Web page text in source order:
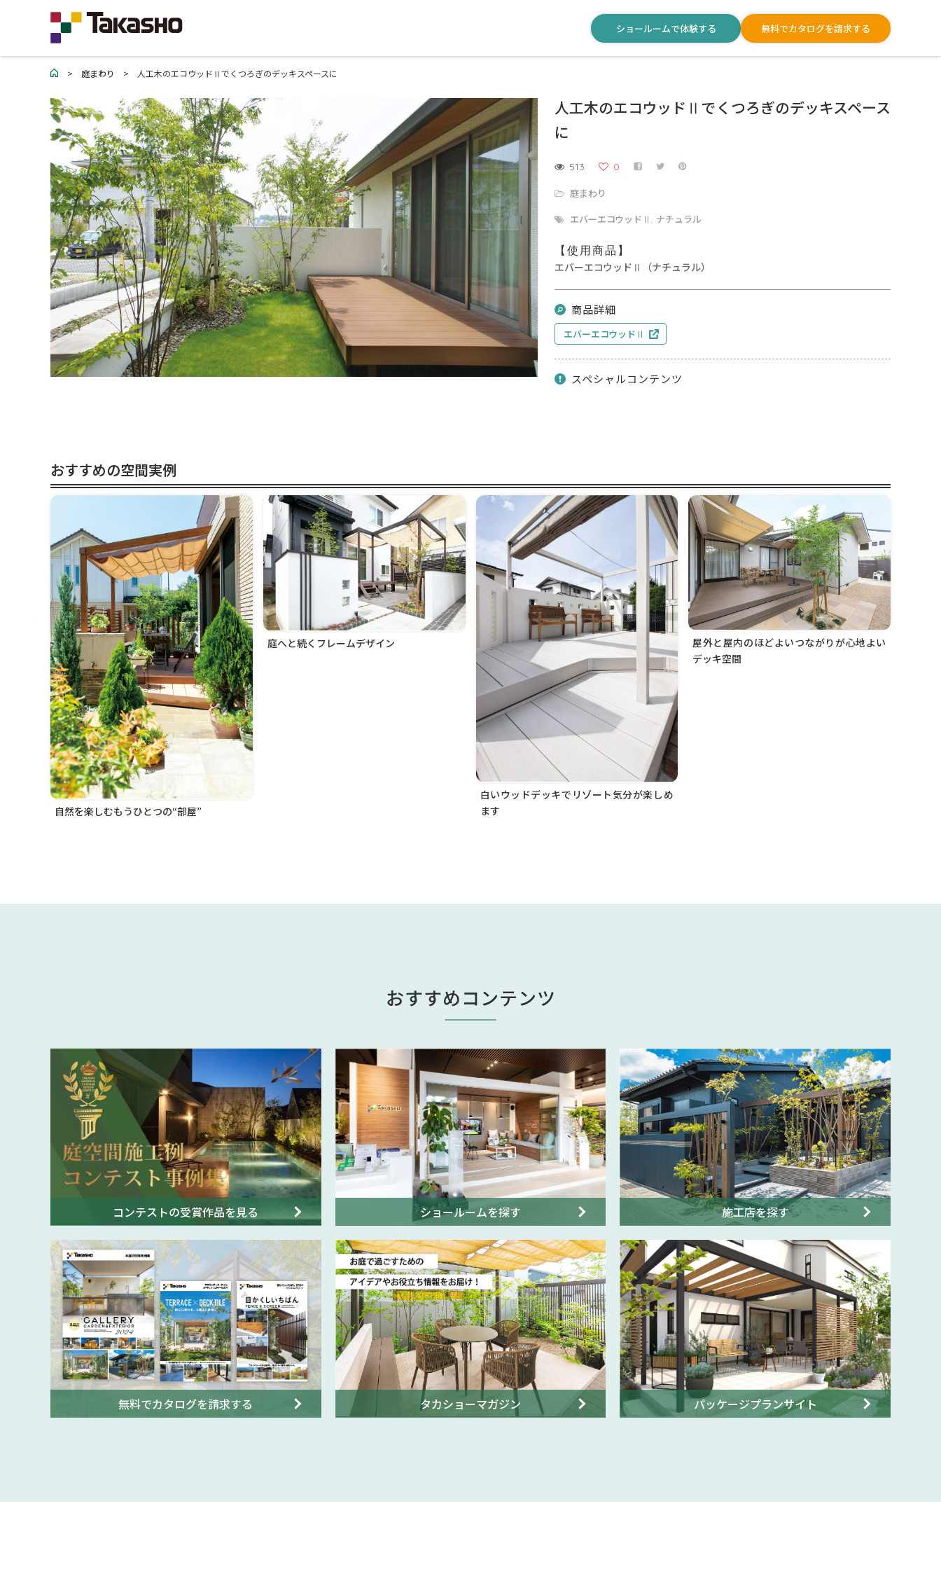
ショールームで体験する 無料でカタログを請求する
> 庭まわり > 人工木のエコウッドⅡでくつろぎのデッキスペースに
人工木のエコウッドⅡでくつろぎのデッキスペース
に
513 0
庭まわり
エバーエコウッドⅡ
ナチュラル
【使用商品】
エバーエコウッドⅡ（ナチュラル）
商品詳細
エバーエコウッドⅡ
スペシャルコンテンツ
おすすめの空間実例
自然を楽しむもうひとつの“部屋”
庭へと続くフレームデザイン
白いウッドデッキでリゾート気分が楽しめ
ます
屋外と屋内のほどよいつながりが心地よい
デッキ空間
おすすめコンテンツ
コンテストの受賞作品を見る ショールームを探す 施工店を探す
無料でカタログを請求する タカショーマガジン パッケージプランサイト